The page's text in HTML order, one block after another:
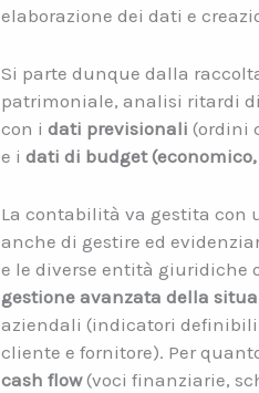
elaborazione dei dati e
Si parte dunque dalla
patrimoniale, analisi ritardi
con i dati previsionali (ordini
e i dati di budget
La contabilità va gestita con
anche di gestire ed
e le diverse entità giuridiche
gestione avanzata della
aziendali (indicatori definibili
cliente e fornitore). Per
cash flow(voci finanziarie,